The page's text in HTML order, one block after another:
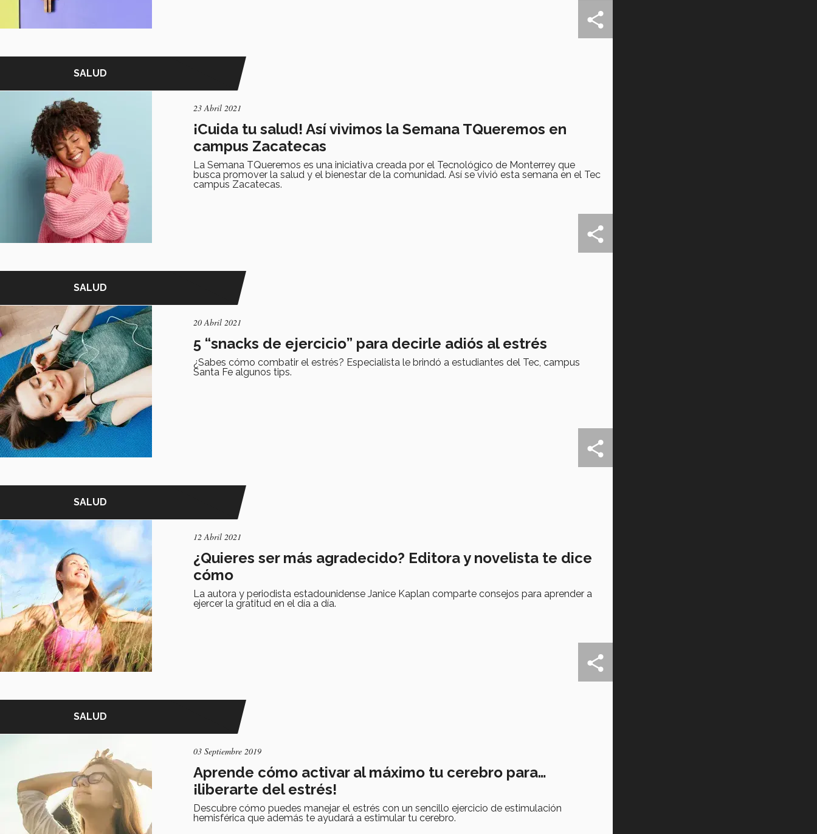
SALUD
23 Abril 2021
¡Cuida tu salud! Así vivimos la Semana TQueremos en
campus Zacatecas
La Semana TQueremos es una iniciativa creada por el Tecnológico de Monterrey que
busca promover la salud y el bienestar de la comunidad. Así se vivió esta semana en el Tec
campus Zacatecas.
SALUD
20 Abril 2021
5 “snacks de ejercicio” para decirle adiós al estrés
¿Sabes cómo combatir el estrés? Especialista le brindó a estudiantes del Tec, campus
Santa Fe algunos tips.
SALUD
12 Abril 2021
¿Quieres ser más agradecido? Editora y novelista te dice
cómo
La autora y periodista estadounidense Janice Kaplan comparte consejos para aprender a
ejercer la gratitud en el día a día.
SALUD
03 Septiembre 2019
Aprende cómo activar al máximo tu cerebro para…
¡liberarte del estrés!
Descubre cómo puedes manejar el estrés con un sencillo ejercicio de estimulación
hemisférica que además te ayudará a estimular tu cerebro.